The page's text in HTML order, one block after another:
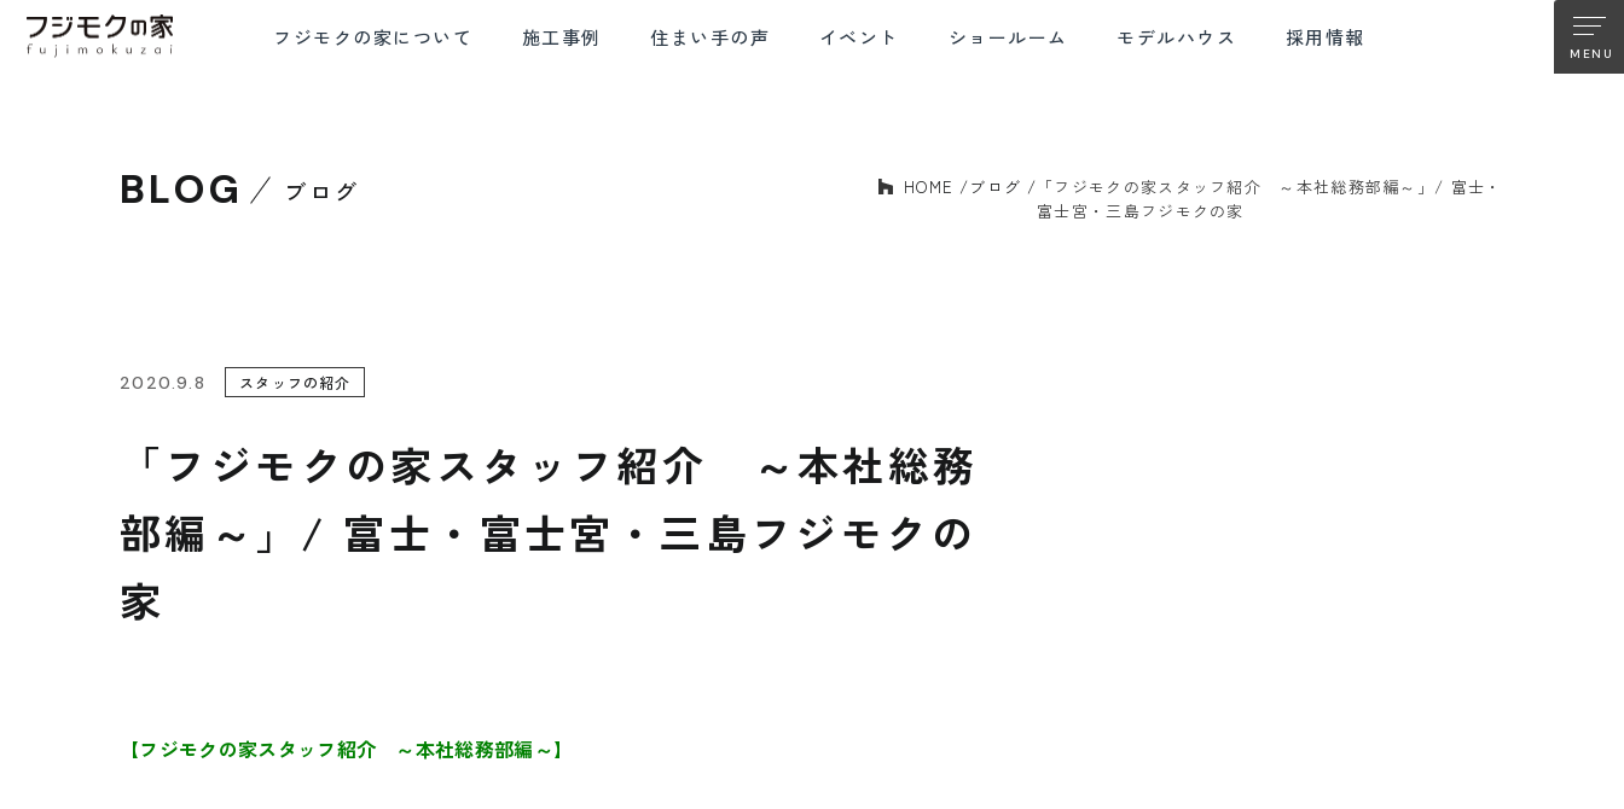
フジモクの家について
COMMITMENT TO WOOD QUALITY CONTROL AFTER SUPPORT FUJIMOKU RENOVATION
施工事例 住まい手の声 イベント ショールーム モデルハウス 採用情報
BLOG ブログ HOME ブログ
「フジモクの家スタッフ紹介 ～本社総務部編～」/ 富士・
富士宮・三島フジモクの家
2020.9.8 スタッフの紹介
「フジモクの家スタッフ紹介 ～本社総務
部編～」/ 富士・富士宮・三島フジモクの
家
【フジモクの家スタッフ紹介 ～本社総務部編～】